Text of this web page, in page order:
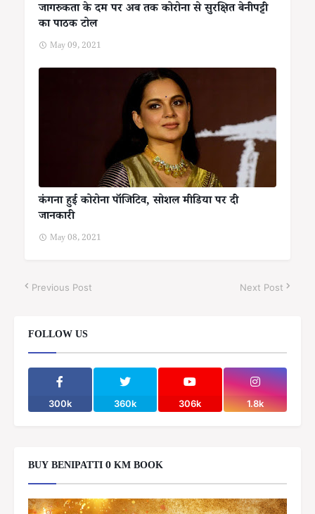
जागरुकता के दम पर अब तक कोरोना से सुरक्षित बेनीपट्टी
का पाठक टोल
May 09, 2021
कंगना हुई कोरोना पॉजिटिव, सोशल मीडिया पर दी
जानकारी
May 08, 2021
Previous Post Next Post
FOLLOW US
300k 360k 306k 1.8k
BUY BENIPATTI 0 KM BOOK